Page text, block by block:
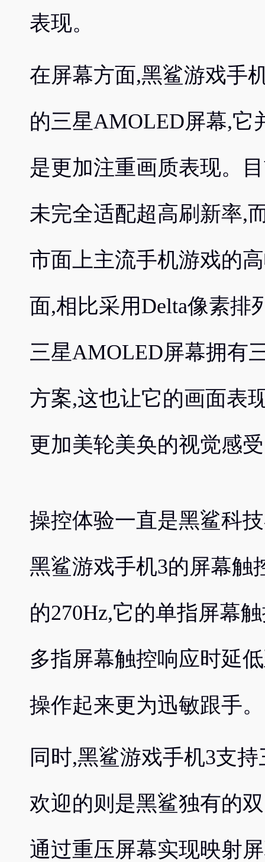
表现。
在屏幕方面,黑鲨游戏手
的三星AMOLED屏幕,它
是更加注重画质表现。
未完全适配超高刷新率,
市面上主流手机游戏的
面,相比采用Delta像素排
三星AMOLED屏幕拥有
方案,这也让它的画面表
更加美轮美奂的视觉感
操控体验一直是黑鲨科
黑鲨游戏手机3的屏幕触
的270Hz,它的单指屏幕
多指屏幕触控响应时延
操作起来更为迅敏跟手。
同时,黑鲨游戏手机3支
欢迎的则是黑鲨独有的
通过重压屏幕实现映射